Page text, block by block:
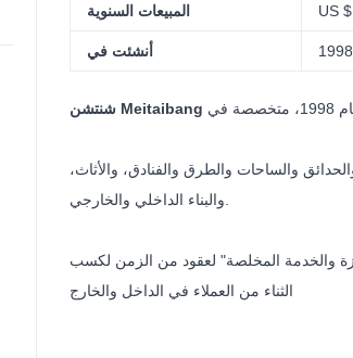
المبيعات السنوية
أنشئت في 1998
والساحات والطرق والفنادق، والأثاث،
والخدمة المخلصة" لعقود من الزمن لكسب
الثناء من العملاء في الداخل والخارج